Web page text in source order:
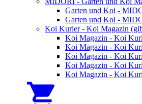
Garten und Koi -
Garten und Koi -
Koi Kurier - Koi Magazin
Koi Magazin - Koi
Koi Magazin - Koi
Koi Magazin - Koi
Koi Magazin - Koi
Koi Magazin - Koi